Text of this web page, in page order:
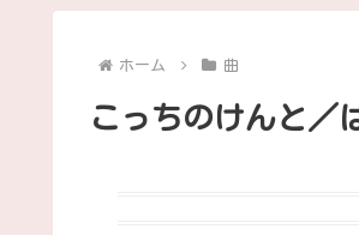
ホーム 曲
こっちのけんと／